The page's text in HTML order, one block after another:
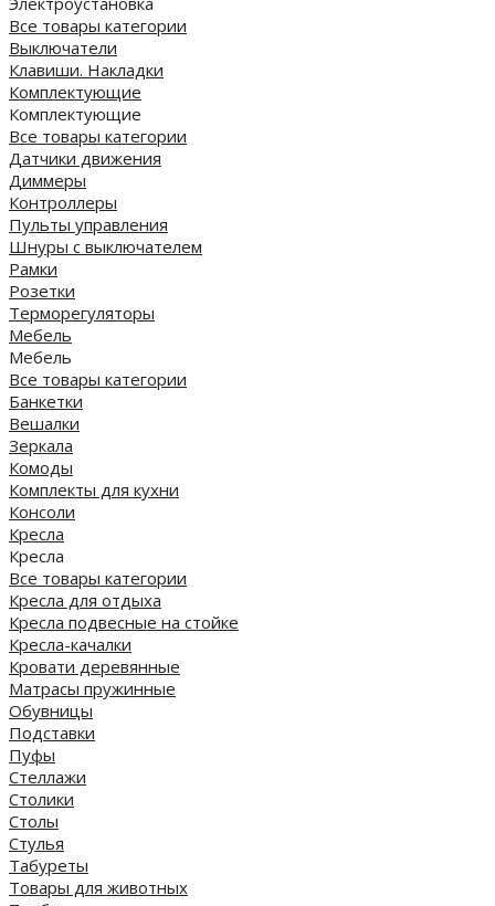
Все товары категории
Выключатели
Клавиши. Накладки
Комплектующие
Комплектующие
Все товары категории
Датчики движения
Диммеры
Контроллеры
Пульты управления
Шнуры с выключателем
Рамки
Розетки
Терморегуляторы
Мебель
Мебель
Все товары категории
Банкетки
Вешалки
Зеркала
Комоды
Комплекты для кухни
Консоли
Кресла
Кресла
Все товары категории
Кресла для отдыха
Кресла подвесные на стойке
Кресла-качалки
Кровати деревянные
Матрасы пружинные
Обувницы
Подставки
Пуфы
Стеллажи
Столики
Столы
Стулья
Табуреты
Товары для животных